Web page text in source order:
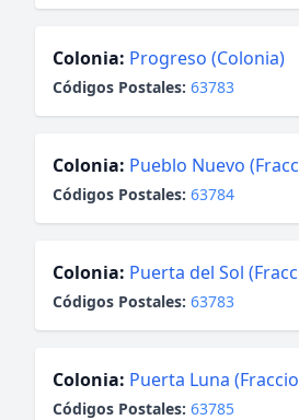
Colonia: Progreso (Colonia)
Códigos Postales: 63783
Colonia: Pueblo Nuevo
Códigos Postales: 63784
Colonia: Puerta del Sol
Códigos Postales: 63783
Colonia: Puerta Luna
Códigos Postales: 63785